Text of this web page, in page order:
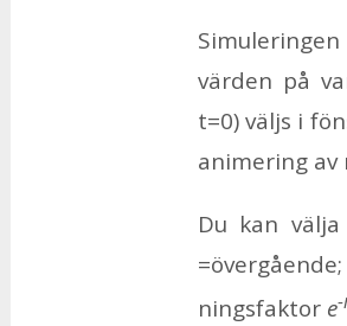
vär­den på
t=0) väljs i
ani­me­ring av
Du kan
nings­fak­tor e